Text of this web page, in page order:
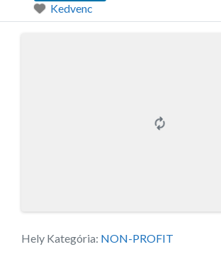
Kedvenc
Hely Kategória: NON-PROFIT